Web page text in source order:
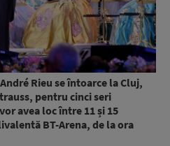
Rieu se întoarce la Cluj,
pentru cinci seri
avea loc între 11 și 15
BT-Arena, de la ora